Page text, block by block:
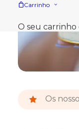
Carrinho
O seu carrinho
Os